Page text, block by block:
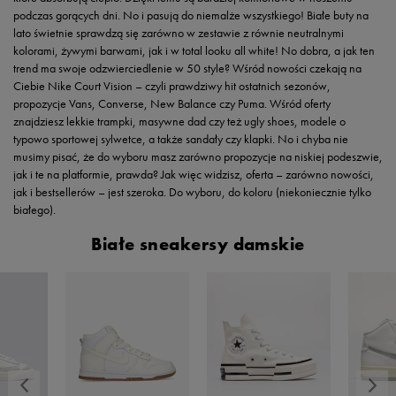
podczas gorących dni. No i pasują do niemalże wszystkiego! Białe buty na
lato świetnie sprawdzą się zarówno w zestawie z równie neutralnymi
kolorami, żywymi barwami, jak i w total looku all white! No dobra, a jak ten
trend ma swoje odzwierciedlenie w 50 style? Wśród nowości czekają na
Ciebie Nike Court Vision – czyli prawdziwy hit ostatnich sezonów,
propozycje Vans, Converse, New Balance czy Puma. Wśród oferty
znajdziesz lekkie trampki, masywne dad czy też ugly shoes, modele o
typowo sportowej sylwetce, a także sandały czy klapki. No i chyba nie
musimy pisać, że do wyboru masz zarówno propozycje na niskiej podeszwie,
jak i te na platformie, prawda? Jak więc widzisz, oferta – zarówno nowości,
jak i bestsellerów – jest szeroka. Do wyboru, do koloru (niekoniecznie tylko
białego).
Białe sneakersy damskie